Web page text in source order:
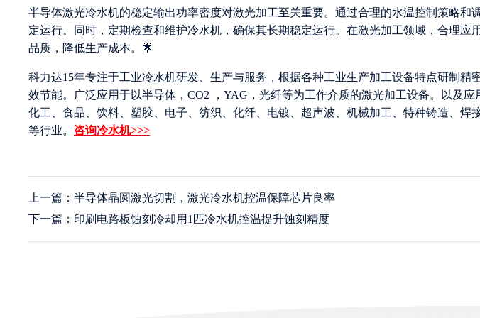
半导体激光冷水机的稳定输出功率密度对激光加工至关重要。通过合理的水温控制策略和
定运行。同时，定期检查和维护冷水机，确保其长期稳定运行。在激光加工领域，合理应
品质，降低生产成本。🌟
科力达15年专注于工业冷水机研发、生产与服务，根据各种工业生产加工设备特点研制精
效节能。广泛应用于以半导体，CO2 ，YAG，光纤等为工作介质的激光加工设备。以及应
化工、食品、饮料、塑胶、电子、纺织、化纤、电镀、超声波、机械加工、特种铸造、焊
等行业。 咨询冷水机>>>
上一篇：半导体晶圆激光切割，激光冷水机控温保障芯片良率
下一篇：印刷电路板蚀刻冷却用1匹冷水机控温提升蚀刻精度